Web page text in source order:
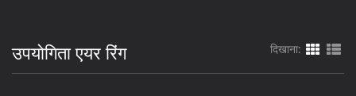
उपयोगिता एयर रिंग दिखाना: